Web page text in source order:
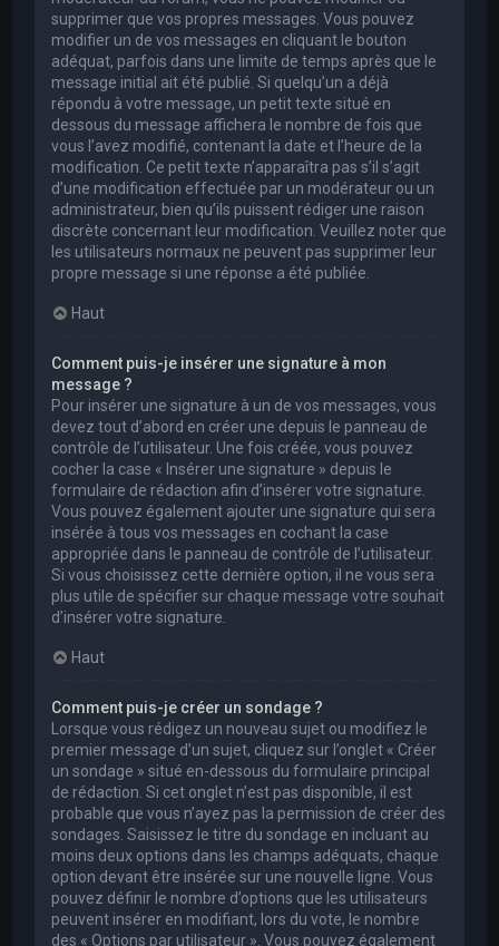
supprimer que vos propres messages. Vous pouvez
modifier un de vos messages en cliquant le bouton
adéquat, parfois dans une limite de temps après que le
message initial ait été publié. Si quelqu’un a déjà
répondu à votre message, un petit texte situé en
dessous du message affichera le nombre de fois que
vous l’avez modifié, contenant la date et l’heure de la
modification. Ce petit texte n’apparaîtra pas s’il s’agit
d’une modification effectuée par un modérateur ou un
administrateur, bien qu’ils puissent rédiger une raison
discrète concernant leur modification. Veuillez noter que
les utilisateurs normaux ne peuvent pas supprimer leur
propre message si une réponse a été publiée.
Haut
Comment puis-je insérer une signature à mon
message ?
Pour insérer une signature à un de vos messages, vous
devez tout d’abord en créer une depuis le panneau de
contrôle de l’utilisateur. Une fois créée, vous pouvez
cocher la case « Insérer une signature » depuis le
formulaire de rédaction afin d’insérer votre signature.
Vous pouvez également ajouter une signature qui sera
insérée à tous vos messages en cochant la case
appropriée dans le panneau de contrôle de l’utilisateur.
Si vous choisissez cette dernière option, il ne vous sera
plus utile de spécifier sur chaque message votre souhait
d’insérer votre signature.
Haut
Comment puis-je créer un sondage ?
Lorsque vous rédigez un nouveau sujet ou modifiez le
premier message d’un sujet, cliquez sur l’onglet « Créer
un sondage » situé en-dessous du formulaire principal
de rédaction. Si cet onglet n’est pas disponible, il est
probable que vous n’ayez pas la permission de créer des
sondages. Saisissez le titre du sondage en incluant au
moins deux options dans les champs adéquats, chaque
option devant être insérée sur une nouvelle ligne. Vous
pouvez définir le nombre d’options que les utilisateurs
peuvent insérer en modifiant, lors du vote, le nombre
des « Options par utilisateur ». Vous pouvez également